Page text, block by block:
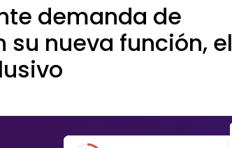
demanda de
nueva función, el